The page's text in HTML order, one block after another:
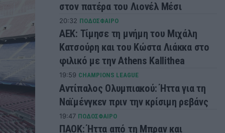
στον πατέρα του Λιονέλ Μέσι
20:32 ΠΟΔΟΣΦΑΙΡΟ
ΑΕΚ: Τίμησε τη μνήμη του Μιχάλη
Κατσούρη και του Κώστα Λιάκκα στο
φιλικό με την Athens Kallithea
19:59 CHAMPIONS LEAGUE
Αντίπαλος Ολυμπιακού: Ήττα για τη
Ναϊμένγκεν πριν την κρίσιμη ρεβάνς
19:47 ΠΟΔΟΣΦΑΙΡΟ
ΠΑΟΚ: Ήττα από τη Μπραν και